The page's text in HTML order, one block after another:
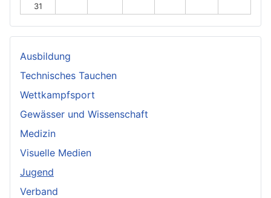
31
Ausbildung
Technisches Tauchen
Wettkampfsport
Gewässer und Wissenschaft
Medizin
Visuelle Medien
Jugend
Verband